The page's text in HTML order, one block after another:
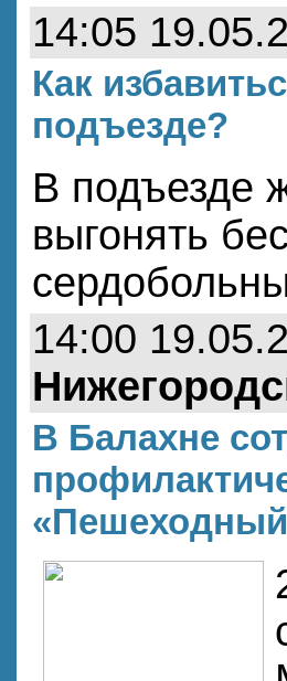
14:05
Как
подъезде?
В подъезде
выгонять
14:00
В Балахне